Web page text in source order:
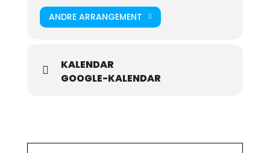
ANDRE ARRANGEMENT
KALENDAR
GOOGLE-KALENDAR